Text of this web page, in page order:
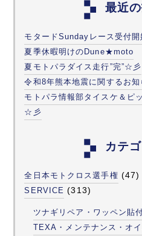
最近
モタードSundayレース受付
夏季休暇明けのDune★moto
夏モトパラダイス走行”完”☆彡
令和8年熊本地震に関するお
モトパラ情報部タイスケ＆ピ
☆彡
カテ
全日本モトクロス選手権 (47)
SERVICE (313)
ツナギリペア・ワッペン貼
TEXA・メンテナンス・オ